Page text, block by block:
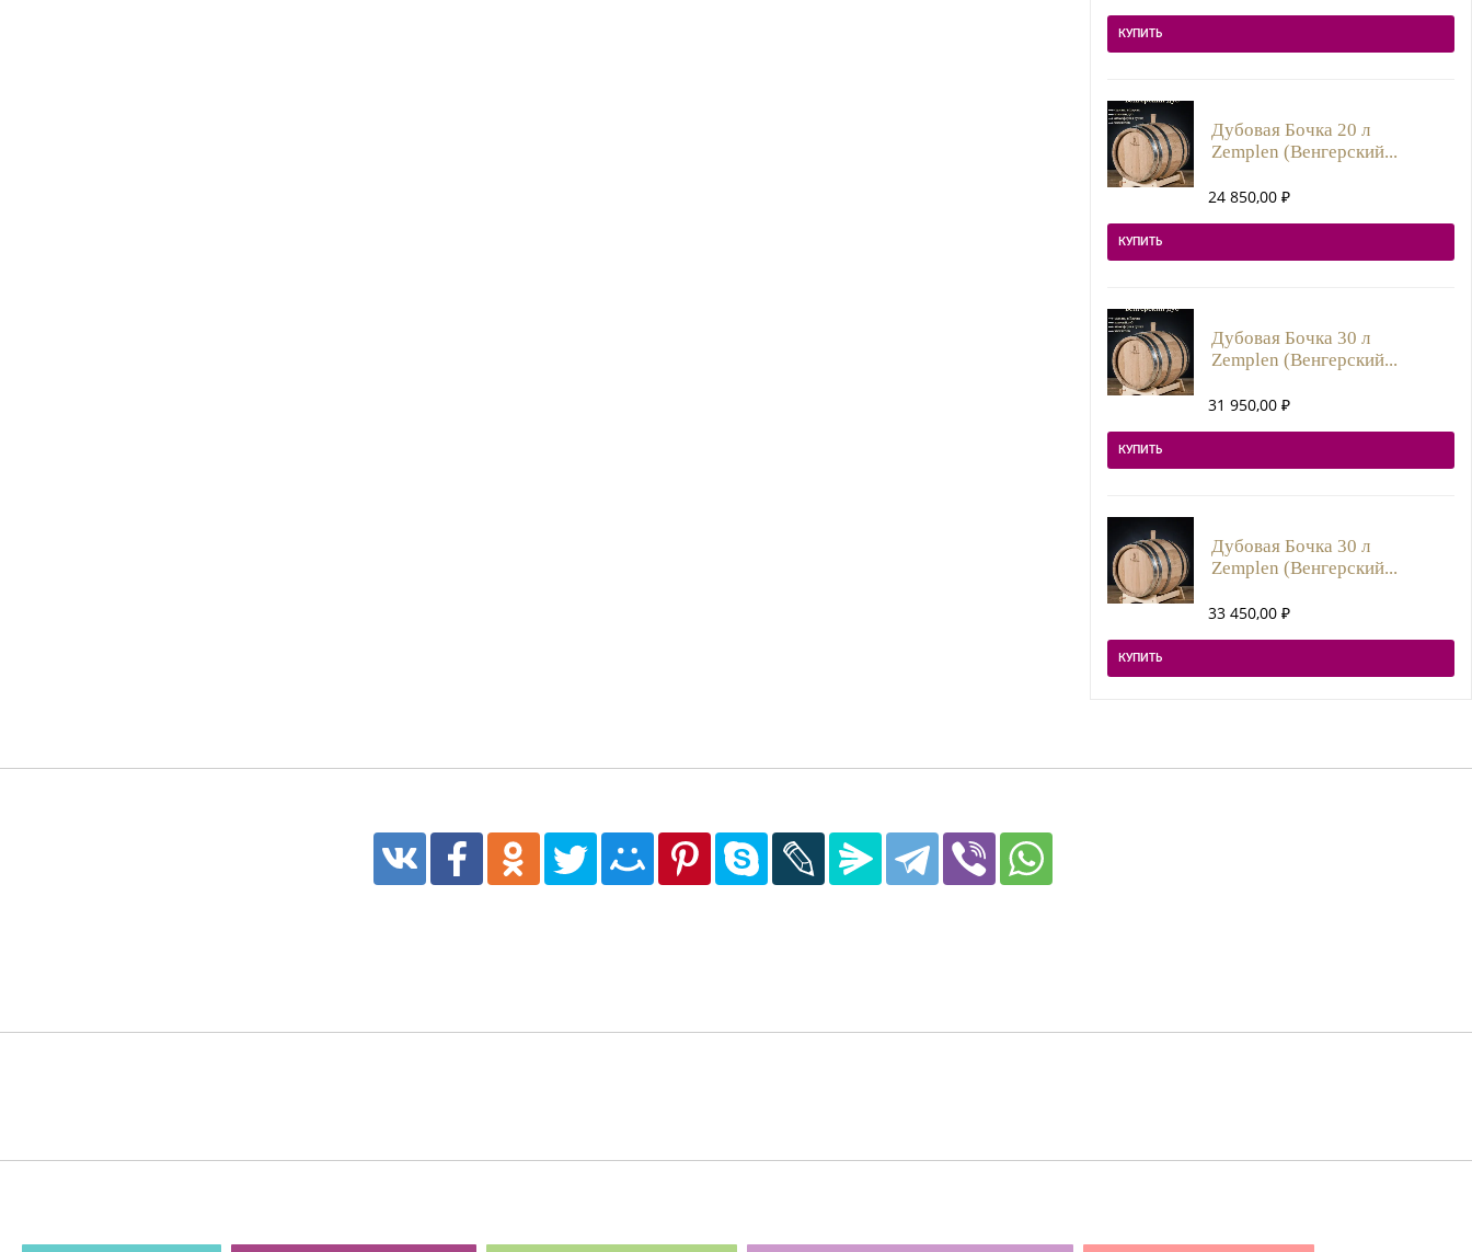
КУПИТЬ
Дубовая Бочка 20 л
Zemplen (Венгерский...
24 850,00 ₽
КУПИТЬ
Дубовая Бочка 30 л
Zemplen (Венгерский...
31 950,00 ₽
КУПИТЬ
Дубовая Бочка 30 л
Zemplen (Венгерский...
33 450,00 ₽
КУПИТЬ